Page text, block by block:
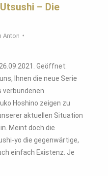
– Die
Anton
Geöffnet:
Ihnen die neue Serie
verbundenen
Hoshino zeigen zu
aktuellen Situation
Meint doch die
yo die gegenwärtige,
einfach Existenz. Je